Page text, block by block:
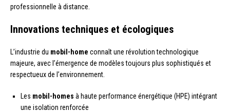
professionnelle à distance.
Innovations techniques et écologiques
L’industrie du mobil-home connaît une révolution technologique
majeure, avec l’émergence de modèles toujours plus sophistiqués et
respectueux de l’environnement.
Les mobil-homes à haute performance énergétique (HPE) intégrant
une isolation renforcée